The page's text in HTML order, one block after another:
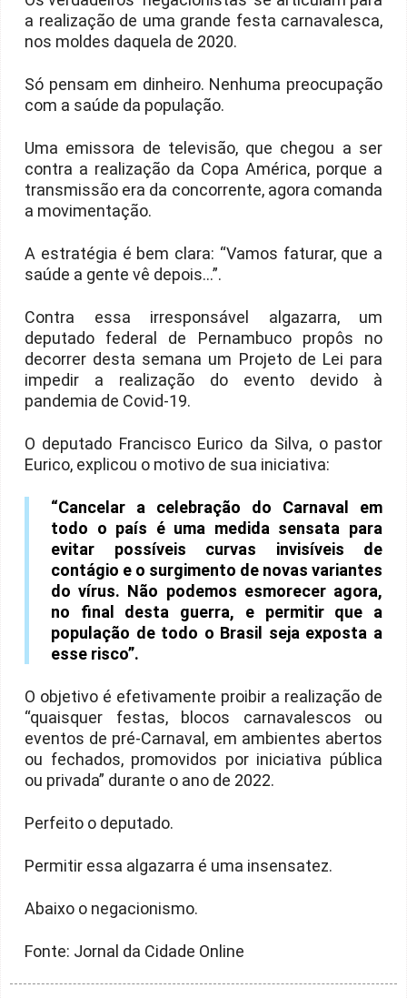
a realização de uma grande festa carnavalesca,
nos moldes daquela de 2020.
Só pensam em dinheiro. Nenhuma preocupação
com a saúde da população.
Uma emissora de televisão, que chegou a ser
contra a realização da Copa América, porque a
transmissão era da concorrente, agora comanda
a movimentação.
A estratégia é bem clara: “Vamos faturar, que a
saúde a gente vê depois...”.
Contra essa irresponsável algazarra, um
deputado federal de Pernambuco propôs no
decorrer desta semana um Projeto de Lei para
impedir a realização do evento devido à
pandemia de Covid-19.
O deputado Francisco Eurico da Silva, o pastor
Eurico, explicou o motivo de sua iniciativa:
“Cancelar a celebração do Carnaval em
todo o país é uma medida sensata para
evitar possíveis curvas invisíveis de
contágio e o surgimento de novas variantes
do vírus. Não podemos esmorecer agora,
no final desta guerra, e permitir que a
população de todo o Brasil seja exposta a
esse risco”.
O objetivo é efetivamente proibir a realização de
“quaisquer festas, blocos carnavalescos ou
eventos de pré-Carnaval, em ambientes abertos
ou fechados, promovidos por iniciativa pública
ou privada” durante o ano de 2022.
Perfeito o deputado.
Permitir essa algazarra é uma insensatez.
Abaixo o negacionismo.
Fonte: Jornal da Cidade Online